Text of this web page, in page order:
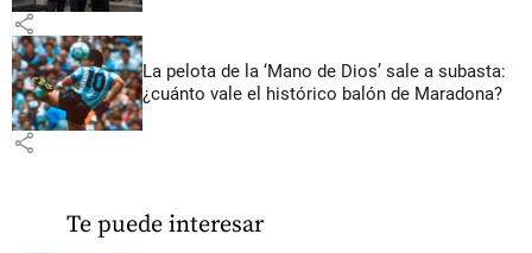
share
La pelota de la ‘Mano de Dios’ sale a subasta:
¿cuánto vale el histórico balón de Maradona?
share
Te puede interesar